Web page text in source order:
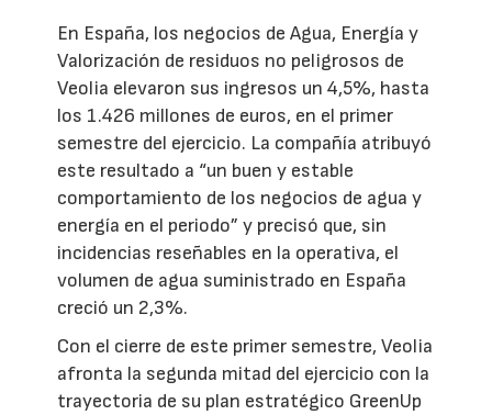
En España, los negocios de Agua, Energía y
Valorización de residuos no peligrosos de
Veolia elevaron sus ingresos un 4,5%, hasta
los 1.426 millones de euros, en el primer
semestre del ejercicio. La compañía atribuyó
este resultado a “un buen y estable
comportamiento de los negocios de agua y
energía en el periodo” y precisó que, sin
incidencias reseñables en la operativa, el
volumen de agua suministrado en España
creció un 2,3%.
Con el cierre de este primer semestre, Veolia
afronta la segunda mitad del ejercicio con la
trayectoria de su plan estratégico GreenUp